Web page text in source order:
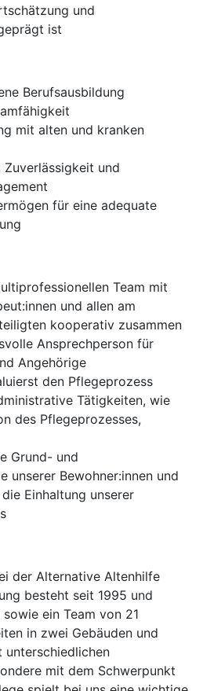
und
ist
Berufsausbildung
mit alten und kranken
und
für eine adequate
Team mit
und allen am
kooperativ zusammen
Ansprechperson für
Angehörige
den Pflegeprozess
Tätigkeiten, wie
des Pflegeprozesses,
Grund- und
unserer Bewohner:innen und
Einhaltung unserer
der Alternative Altenhilfe
besteht seit 1995 und
ein Team von 21
in zwei Gebäuden und
unterschiedlichen
mit dem Schwerpunkt